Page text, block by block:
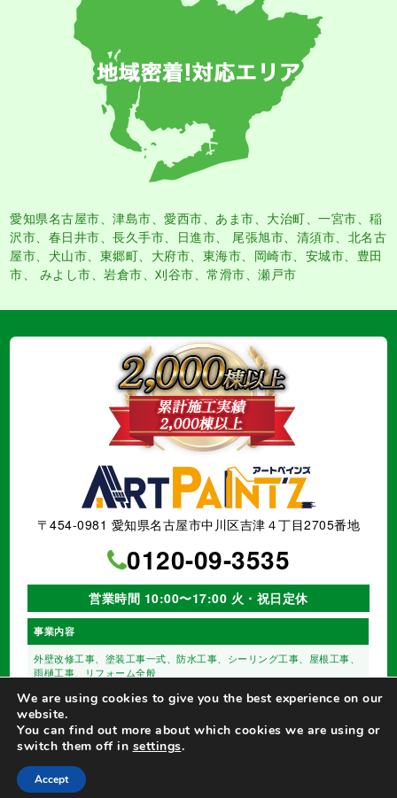
We are using cookies to give you the best experience on our
website.
You can find out more about which cookies we are using or
switch them off in settings.
Accept
愛知県名古屋市、津島市、愛西市、あま市、大治町、一宮市、稲
沢市、春日井市、長久手市、日進市、 尾張旭市、清須市、北名古
屋市、犬山市、東郷町、大府市、東海市、岡崎市、安城市、豊田
市、 みよし市、岩倉市、刈谷市、常滑市、瀬戸市
〒454-0981 愛知県名古屋市中川区吉津４丁目2705番地
0120-09-3535
営業時間 10:00〜17:00 火・祝日定休
事業内容
外壁改修工事、塗装工事⼀式、防水工事、シーリング工事、 屋根工事、
雨樋工事、
リフォーム全般
名古屋市の外壁塗装【アートペインズ（株）】